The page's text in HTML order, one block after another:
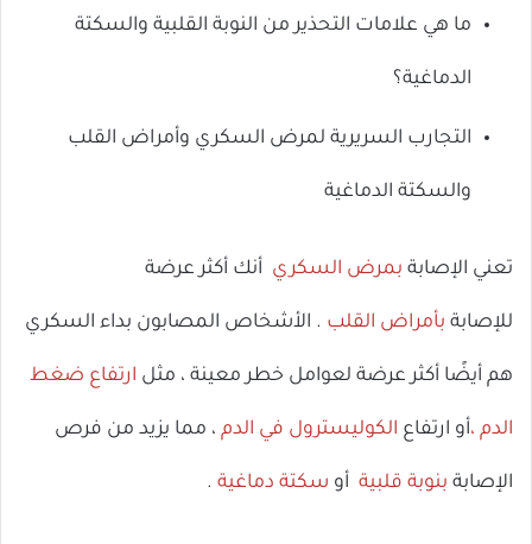
ما هي علامات التحذير من النوبة القلبية والسكتة
الدماغية؟
التجارب السريرية لمرض السكري وأمراض القلب
والسكتة الدماغية
تعني الإصابة بمرض السكري أنك أكثر عرضة
للإصابة بأمراض القلب . الأشخاص المصابون بداء السكري
هم أيضًا أكثر عرضة لعوامل خطر معينة ، مثل ارتفاع ضغط
الدم ،أو ارتفاع الكوليسترول في الدم ، مما يزيد من فرص
الإصابة بنوبة قلبية أو سكتة دماغية .